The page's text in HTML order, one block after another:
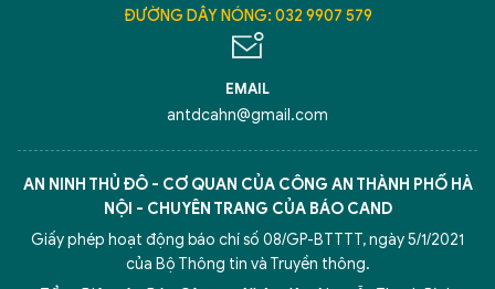
ĐƯỜNG DÂY NÓNG: 032 9907 579
EMAIL
antdcahn@gmail.com
AN NINH THỦ ĐÔ - CƠ QUAN CỦA CÔNG AN THÀNH PHỐ HÀ
NỘI - CHUYÊN TRANG CỦA BÁO CAND
Giấy phép hoạt động báo chí số 08/GP-BTTTT, ngày 5/1/2021
của Bộ Thông tin và Truyền thông.